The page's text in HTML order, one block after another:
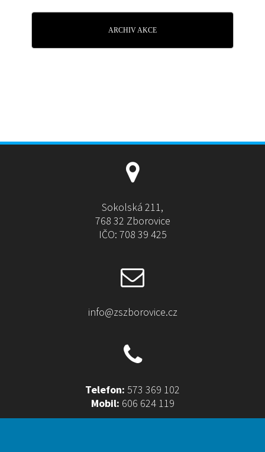
ARCHIV AKCE
Sokolská 211,
768 32 Zborovice
IČO: 708 39 425
info@zszborovice.cz
Telefon: 573 369 102
Mobil: 606 624 119